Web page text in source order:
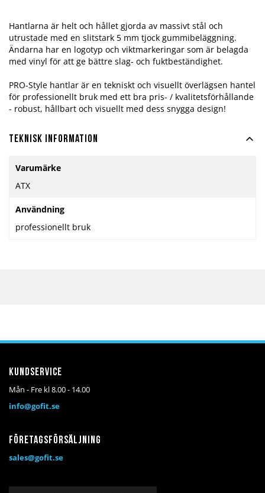
Hantlarna är helt och hållet gjorda av massivt stål och
utrustade med en slitstark 5 mm tjock gummibeläggning.
Ändarna har en logotyp och viktmarkeringar som är belagda
med vinyl för att ge bättre slag- och fuktbeständighet.
PRO-Style hantlar är en tekniskt och visuellt överlägsen hantel
för professionellt bruk med ett bra pris- / kvalitetsförhållande
- robust, hållbart och visuellt med dess snygga design!
Teknisk information
information
Varumärke
ATX
Användning
professionellt bruk
Kundservice
Mån - Fre kl 8.00 - 14.00
info@gofit.se
Företagsförsäljning
sales@gofit.se